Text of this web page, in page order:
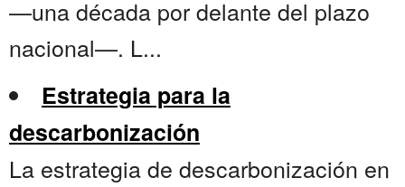
—una década por delante del plazo
nacional—. L...
Estrategia para la
descarbonización
La estrategia de descarbonización en